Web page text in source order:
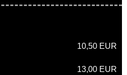
10,50 EUR
13,00 EUR